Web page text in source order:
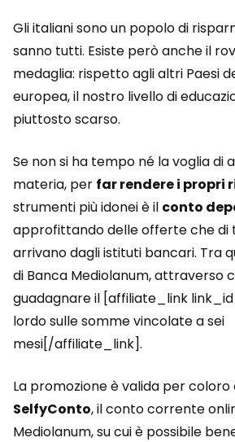
Gli italiani sono un popolo di
sanno tutti. Esiste però anche il
medaglia: rispetto agli altri Paesi
europea, il nostro livello di
piuttosto scarso.
Se non si ha tempo né la voglia di
materia, per far rendere i propri
strumenti più idonei è il conto
approfittando delle offerte che di
arrivano dagli istituti bancari. Tra
di Banca Mediolanum, attraverso
guadagnare il [affiliate_link
lordo sulle somme vincolate a sei
mesi[/affiliate_link].
La promozione è valida per
SelfyConto, il conto corrente
Mediolanum, su cui è possibile